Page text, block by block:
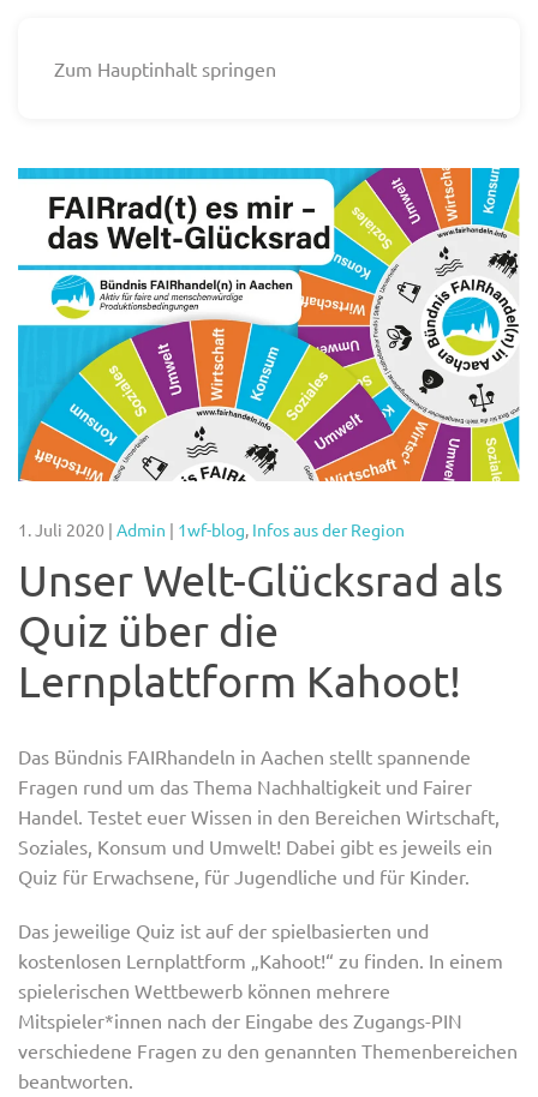
Zum Hauptinhalt springen
1. Juli 2020 | Admin | 1wf-blog, Infos aus der Region
Unser Welt-Glücksrad als
Quiz über die
Lernplattform Kahoot!
Das Bündnis FAIRhandeln in Aachen stellt spannende
Fragen rund um das Thema Nachhaltigkeit und Fairer
Handel. Testet euer Wissen in den Bereichen Wirtschaft,
Soziales, Konsum und Umwelt! Dabei gibt es jeweils ein
Quiz für Erwachsene, für Jugendliche und für Kinder.
Das jeweilige Quiz ist auf der spielbasierten und
kostenlosen Lernplattform „Kahoot!“ zu finden. In einem
spielerischen Wettbewerb können mehrere
Mitspieler*innen nach der Eingabe des Zugangs-PIN
verschiedene Fragen zu den genannten Themenbereichen
beantworten.